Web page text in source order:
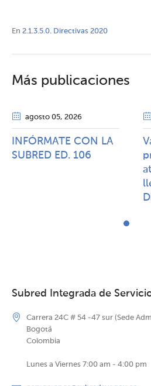
En 2.1.3.5.0. Directivas 2020
Más publicaciones
agosto 05, 2026
INFÓRMATE CON LA
SUBRED ED. 106
Subred Integrada de
Carrera 24C # 54 -47 sur (Sede
Bogotá
Colombia
Lunes a Viernes 7:00 am - 4:00 pm